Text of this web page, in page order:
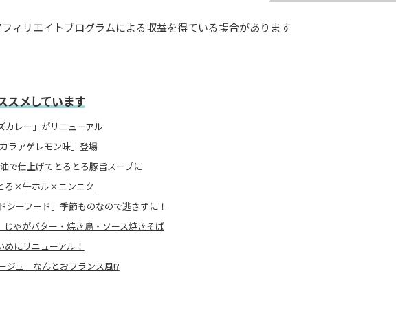
ィリエイトプログラムによる収益を得ている場合があります
スメしています
カレー」がリニューアル
ラアゲレモン味」登場
で仕上げてとろとろ豚旨スープに
ろ×牛ホル×ニンニク
ーフード」季節ものなので逃さずに！
ゃがバター・焼き鳥・ソース焼きそば
にリニューアル！
ジュ」なんとおフランス風!?